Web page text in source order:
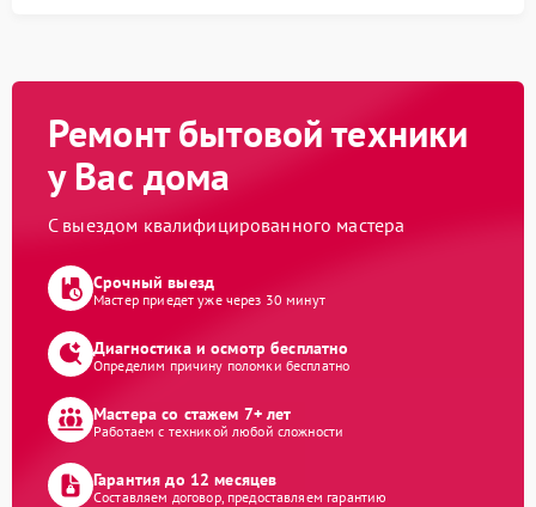
Ремонт бытовой техники
у Вас дома
С выездом квалифицированного мастера
Срочный выезд
Мастер приедет уже через 30 минут
Диагностика и осмотр бесплатно
Определим причину поломки бесплатно
Мастера со стажем 7+ лет
Работаем с техникой любой сложности
Гарантия до 12 месяцев
Составляем договор, предоставляем гарантию